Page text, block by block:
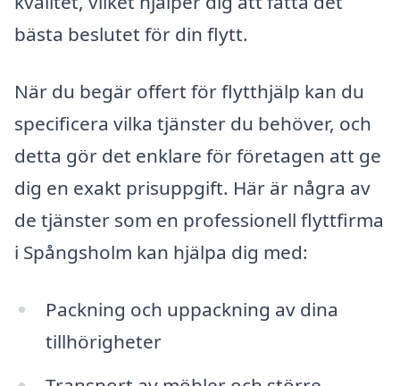
bästa beslutet för din flytt.
När du begär offert för flytthjälp kan du
specificera vilka tjänster du behöver, och
detta gör det enklare för företagen att ge
dig en exakt prisuppgift. Här är några av
de tjänster som en professionell flyttfirma
i Spångsholm kan hjälpa dig med:
Packning och uppackning av dina
tillhörigheter